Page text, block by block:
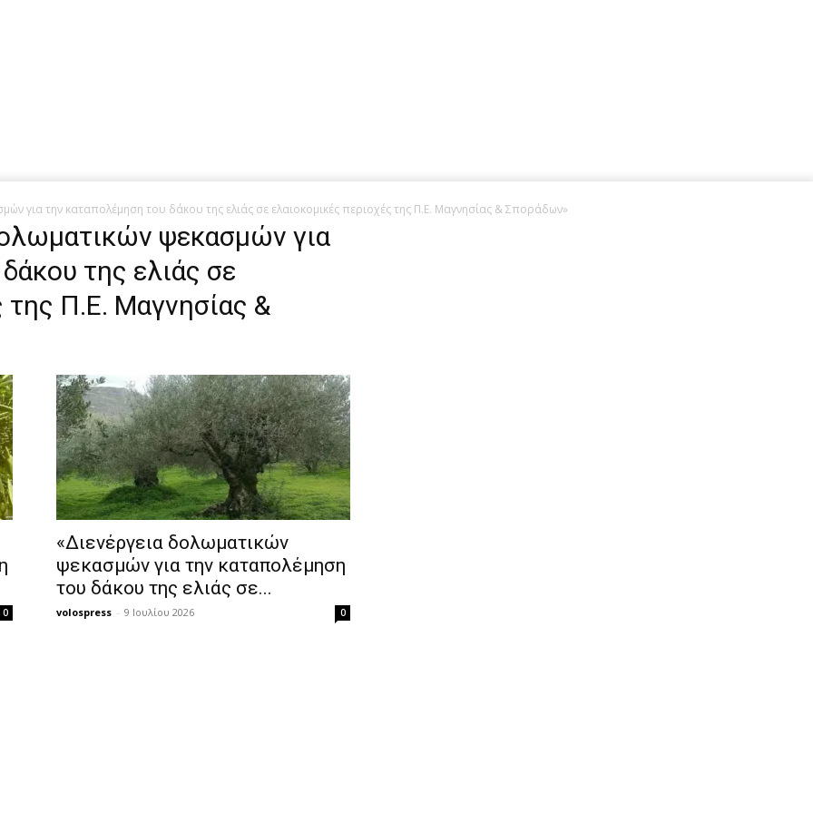
για την καταπολέμηση του δάκου της ελιάς σε ελαιοκομικές περιοχές της Π.Ε. Μαγνησίας & Σποράδων»
ψεκασμών για
της ελιάς σε
της Π.Ε. Μαγνησίας &
0
«Διενέργεια δολωματικών
ψεκασμών για την καταπολέμηση
του δάκου της ελιάς σε...
volospress - 9 Ιουλίου 2026 0